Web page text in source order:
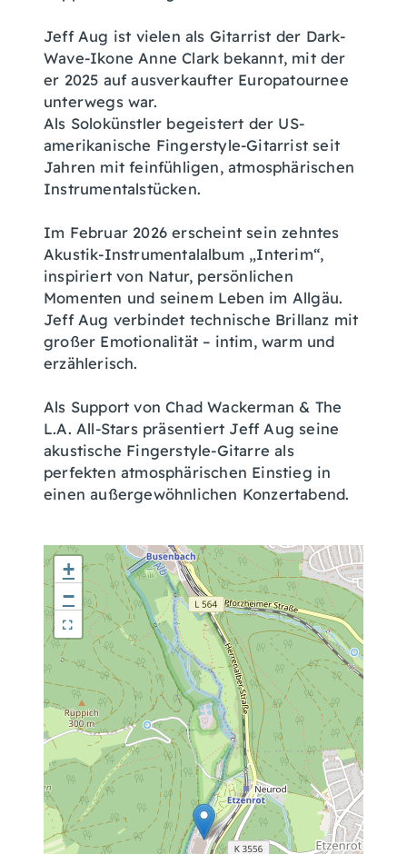
Jeff Aug ist vielen als Gitarrist der Dark-
Wave-Ikone Anne Clark bekannt, mit der
er 2025 auf ausverkaufter Europatournee
unterwegs war.
Als Solokünstler begeistert der US-
amerikanische Fingerstyle-Gitarrist seit
Jahren mit feinfühligen, atmosphärischen
Instrumentalstücken.
Im Februar 2026 erscheint sein zehntes
Akustik-Instrumentalalbum „Interim“,
inspiriert von Natur, persönlichen
Momenten und seinem Leben im Allgäu.
Jeff Aug verbindet technische Brillanz mit
großer Emotionalität – intim, warm und
erzählerisch.
Als Support von Chad Wackerman & The
L.A. All-Stars präsentiert Jeff Aug seine
akustische Fingerstyle-Gitarre als
perfekten atmosphärischen Einstieg in
einen außergewöhnlichen Konzertabend.
+
−